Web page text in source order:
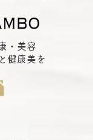
・美容
健康美を